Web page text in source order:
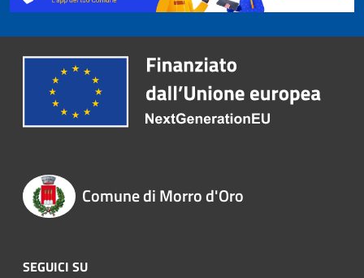
Comune di Morro d'Oro
SEGUICI SU